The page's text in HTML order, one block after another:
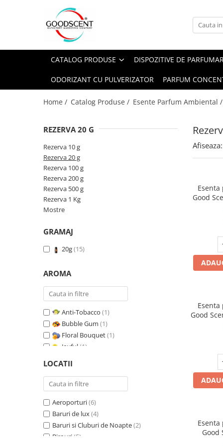
Catalog Produse
Odorizant cu Pulverizator
Dispozitive de Parfumare Ambientală
Industriale (HVAC)
Esente Parfum Ambiental
Rezerva 100 g
Rezerva 500 g
Rezerva 1 Kg
CATALOG PRODUSE DISPOZITIVE DE
ODORIZANT CU PULVERIZATOR PARFUM
Home / Catalog Produse / Esente Parfum Ambiental /
REZERVA 20 G
Rezerva 10 g
Rezerva 20 g
Rezerva 100 g
Rezerva 200 g
Rezerva 500 g
Rezerva 1 Kg
Mostre
GRAMAJ
20g(15)
AROMA
Anti-Tobacco (1)
Bubble Gum (1)
Floral Bouquet(1)
Joyful (1)
Marine Breeze
Orange & Fresh Cinnamon
Oriental Amber(1)
Pure White Musc
Red Fruit Bubble
Red Grapes(1)
Relaxing Lavender
LOCATII
Aeroporturi(6)
Baruri de lux(4)
Baruri si Cluburi de Noapte(2)
Birouri (5)
Afiseaza:
Good
Good
Good